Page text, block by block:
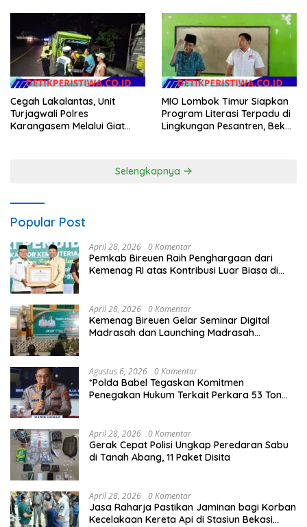
Gelar Patroli Dialogis
Cegah Lakalantas, Unit
Turjagwali Polres
Karangasem Melalui Giat
MIO Lombok Timur Siapkan
Program Literasi Terpadu di
Lingkungan Pesantren, Bekali
Selengkapnya
Popular Post
April 28, 2026 0 Komentar
Pemkab Bireuen Raih Penghargaan dari
Kemenag RI atas Kontribusi Luar Biasa di
April 28, 2026 0 Komentar
Kemenag Bireuen Gelar Seminar Digital
Madrasah dan Launching Madrasah
Agustus 6, 2026 0 Komentar
*Polda Babel Tegaskan Komitmen
Penegakan Hukum Terkait Perkara 53 Ton
April 28, 2026 0 Komentar
Gerak Cepat Polisi Ungkap Peredaran Sabu
di Tanah Abang, 11 Paket Disita
April 28, 2026 0 Komentar
Jasa Raharja Pastikan Jaminan bagi Korban
Kecelakaan Kereta Api di Stasiun Bekasi